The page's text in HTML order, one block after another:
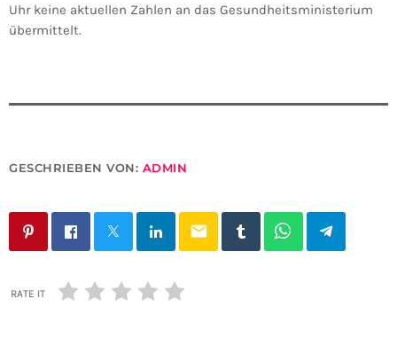
Uhr keine aktuellen Zahlen an das Gesundheitsministerium
übermittelt.
GESCHRIEBEN VON: ADMIN
email
RATE IT